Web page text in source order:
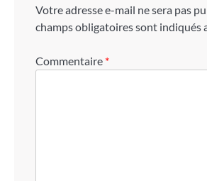
Votre adresse e-mail ne sera pas
champs obligatoires sont indiqués
Commentaire *